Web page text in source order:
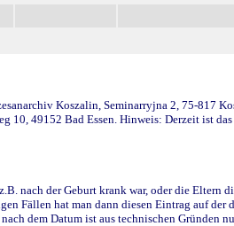
Koszalin, Seminarryjna 2, 75-817
49152 Bad Essen. Hinweis: Derzeit ist
nach der Geburt krank war, oder die Eltern
Fällen hat man dann diesen Eintrag auf der
dem Datum ist aus technischen Gründen